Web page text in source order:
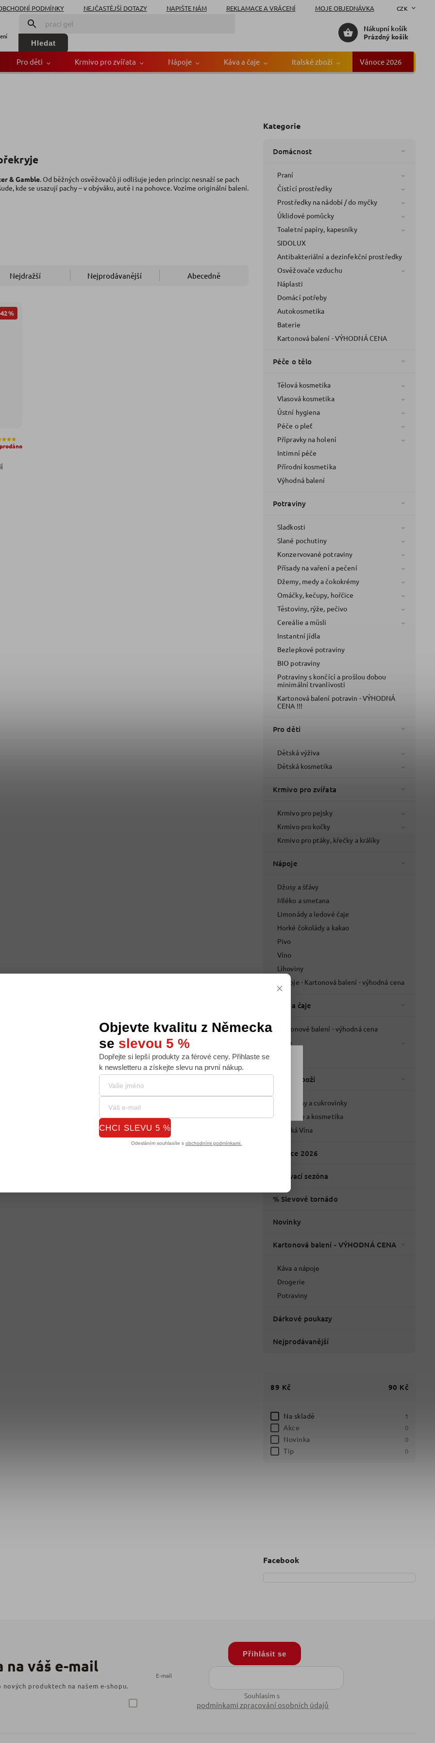
nabídku na míru, ale abychom to zvládli, používáme k
Používáním tohoto webu s tím souhlasíte.
Souhlasím
PODMÍNKY NEJČASTĚJŠÍ DOTAZY NAPIŠTE NÁM REKLAMACE A VRÁCENÍ MOJE OBJEDNÁVKA CZK
Hledat
Nákupní košík
Prázdný košík
Pro děti Krmivo pro zvířata Nápoje Káva a čaje Italské zboží Vánoce 2026
Kategorie
Domácnost
Praní
Čistící prostředky
Prostředky na nádobí / do myčky
Úklidové pomůcky
Toaletní papíry, kapesníky
SIDOLUX
Antibakteriální a dezinfekční prostředky
Osvěžovače vzduchu
Náplasti
Domácí potřeby
Autokosmetika
Baterie
Kartonová balení - VÝHODNÁ CENA
Péče o tělo
Tělová kosmetika
Vlasová kosmetika
Ústní hygiena
Péče o pleť
Přípravky na holení
Intimní péče
Přírodní kosmetika
Výhodná balení
Potraviny
Sladkosti
Slané pochutiny
Konzervované potraviny
Přísady na vaření a pečení
Džemy, medy a čokokrémy
Omáčky, kečupy, hořčice
Těstoviny, rýže, pečivo
Cereálie a müsli
Instantní jídla
Bezlepkové potraviny
BIO potraviny
Potraviny s končící a prošlou dobou
minimální trvanlivosti
Kartonová balení potravin - VÝHODNÁ
CENA !!!
Pro děti
Dětská výživa
Dětská kosmetika
Krmivo pro zvířata
Krmivo pro pejsky
Krmivo pro kočky
Krmivo pro ptáky, křečky a králíky
Nápoje
Džusy a šťávy
Mléko a smetana
Limonády a ledové čaje
Horké čokolády a kakao
Pivo
Víno
Lihoviny
Nápoje - Kartonová balení - výhodná cena
Káva a čaje
Kartonové balení - výhodná cena
Káva
Italské zboží
Potraviny a cukrovinky
Drogerie a kosmetika
Italská Vína
Vánoce 2026
Grilovací sezóna
% Slevové tornádo
Novinky
Kartonová balení - VÝHODNÁ CENA
Káva a nápoje
Drogerie
Potraviny
Dárkové poukazy
Nejprodávanější
89 Kč 90 Kč
Na skladě 1
Akce 0
Novinka 0
Tip 0
Facebook
& Gamble. Od běžných osvěžovačů ji odlišuje jeden princip: nesnaží se pach
kde se usazují pachy – v obýváku, autě i na pohovce. Vozíme originální balení.
Nejdražší Nejprodávanější Abecedně
%
produktech na našem e-shopu.
E-mail
Souhlasím s
podmínkami zpracování osobních údajů
Přihlásit se
×
Objevte kvalitu z Německa
se slevou 5 %
Dopřejte si lepší produkty za férové ceny. Přihlaste se
k newsletteru a získejte slevu na první nákup.
CHCI SLEVU 5 %
Odesláním souhlasíte s obchodními podmínkami.